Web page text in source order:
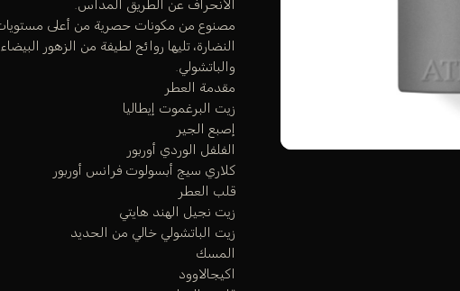
الانحراف عن الطريق المداس.
مصنوع من مكونات حصرية من أعلى مستويات
النضارة، تليها روائح لطيفة من الزهور
والباتشولي.
مقدمة العطر
زيت البرغموت إيطاليا
إصبع الجير
الفلفل الوردي أوربور
كلاري سيج أبسولوت فرانس أوربور
قلب العطر
زيت نجيل الهند هايتي
زيت الباتشولي خالي من الحديد
المسك
اكيجالاوود